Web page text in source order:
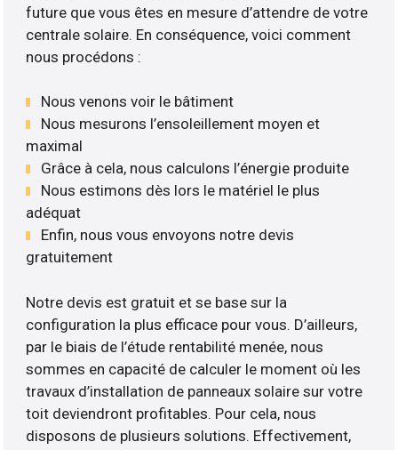
future que vous êtes en mesure d’attendre de votre
centrale solaire. En conséquence, voici comment
nous procédons :
Nous venons voir le bâtiment
Nous mesurons l’ensoleillement moyen et
maximal
Grâce à cela, nous calculons l’énergie produite
Nous estimons dès lors le matériel le plus
adéquat
Enfin, nous vous envoyons notre devis
gratuitement
Notre devis est gratuit et se base sur la
configuration la plus efficace pour vous. D’ailleurs,
par le biais de l’étude rentabilité menée, nous
sommes en capacité de calculer le moment où les
travaux d’installation de panneaux solaire sur votre
toit deviendront profitables. Pour cela, nous
disposons de plusieurs solutions. Effectivement,